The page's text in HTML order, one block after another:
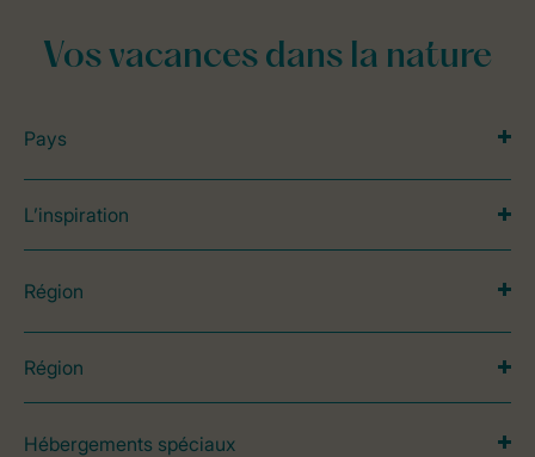
Vos vacances dans la nature
Pays
L’inspiration
Région
Région
Hébergements spéciaux